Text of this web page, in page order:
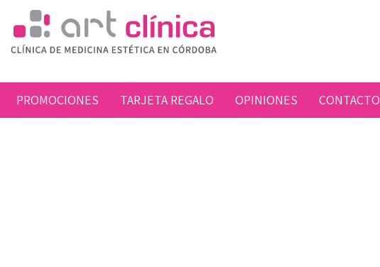
PROMOCIONES TARJETA REGALO OPINIONES CONTACTO